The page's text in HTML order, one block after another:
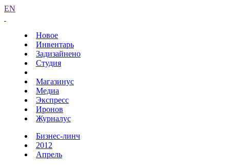
EN
Новое
Инвентарь
Задизайнено
Студия
Магазинус
Медиа
Экспресс
Иронов
Журналус
Бизнес-линч
2012
Апрель